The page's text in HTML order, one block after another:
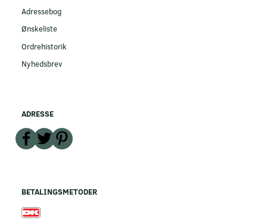
Adressebog
Ønskeliste
Ordrehistorik
Nyhedsbrev
ADRESSE
BETALINGSMETODER